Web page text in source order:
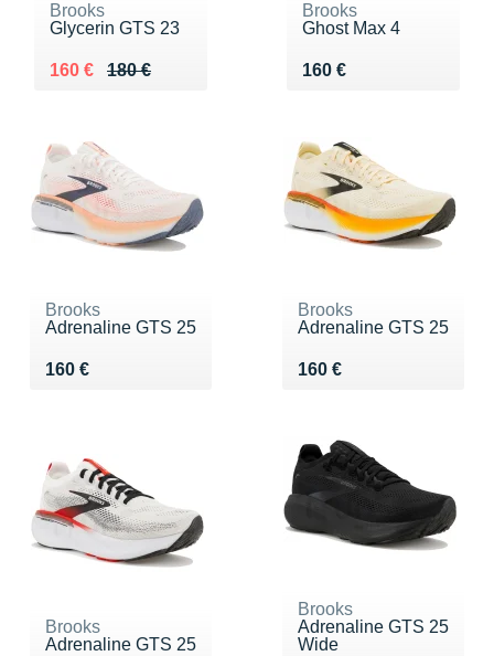
Brooks
Glycerin GTS 23
180 €
Au lieu de 180 €
160 €
Vendu 160 €
Brooks
Ghost Max 4
160 €
Vendu 160 €
Brooks
Adrenaline GTS 25
160 €
Vendu 160 €
Brooks
Adrenaline GTS 25
160 €
Vendu 160 €
Brooks
Adrenaline GTS 25
Brooks
Adrenaline GTS 25
Wide